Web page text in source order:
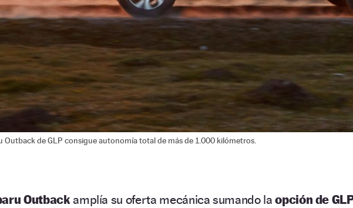
Outback de GLP consigue autonomía total de más de 1.000 kilómetros.
Outback amplía su oferta mecánica sumando laopción de